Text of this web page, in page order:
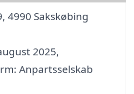
4990 Sakskøbing
2025,
Anpartsselskab